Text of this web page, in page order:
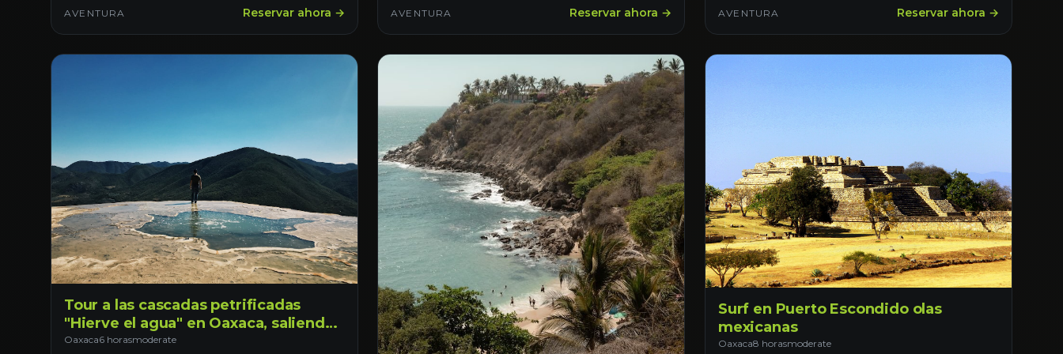
AVENTURA Reservar ahora → AVENTURA Reservar ahora → AVENTURA Reservar ahora →
Tour a las cascadas petrificadas
"Hierve el agua" en Oaxaca, saliendo
desde la ciudad capital de Oaxaca
Oaxaca6 horasmoderate
Surf en Puerto Escondido olas
mexicanas
Oaxaca8 horasmoderate